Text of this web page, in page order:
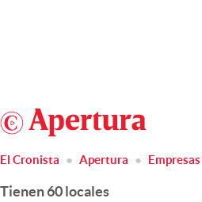
Members
Economía y Política
Finanzas y Mercados
El Cronista Apertura Empresas
Tienen 60 locales